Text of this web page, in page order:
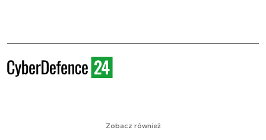
Zobacz również